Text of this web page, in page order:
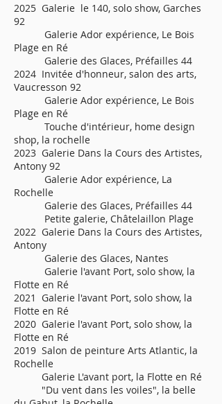
2025 Galerie le 140, solo show, Garches
92
Galerie Ador expérience, Le Bois
Plage en Ré
Galerie des Glaces, Préfailles 44
2024 Invitée d'honneur, salon des arts,
Vaucresson 92
Galerie Ador expérience, Le Bois
Plage en Ré
Touche d'intérieur, home design
shop, la rochelle
2023 Galerie Dans la Cours des Artistes,
Antony 92
Galerie Ador expérience, La
Rochelle
Galerie des Glaces, Préfailles 44
Petite galerie, Châtelaillon Plage
2022 Galerie Dans la Cours des Artistes,
Antony
Galerie des Glaces, Nantes
Galerie l'avant Port, solo show, la
Flotte en Ré
2021 Galerie l'avant Port, solo show, la
Flotte en Ré
2020 Galerie l'avant Port, solo show, la
Flotte en Ré
2019 Salon de peinture Arts Atlantic, la
Rochelle
Galerie L'avant port, la Flotte en Ré
"Du vent dans les voiles", la belle